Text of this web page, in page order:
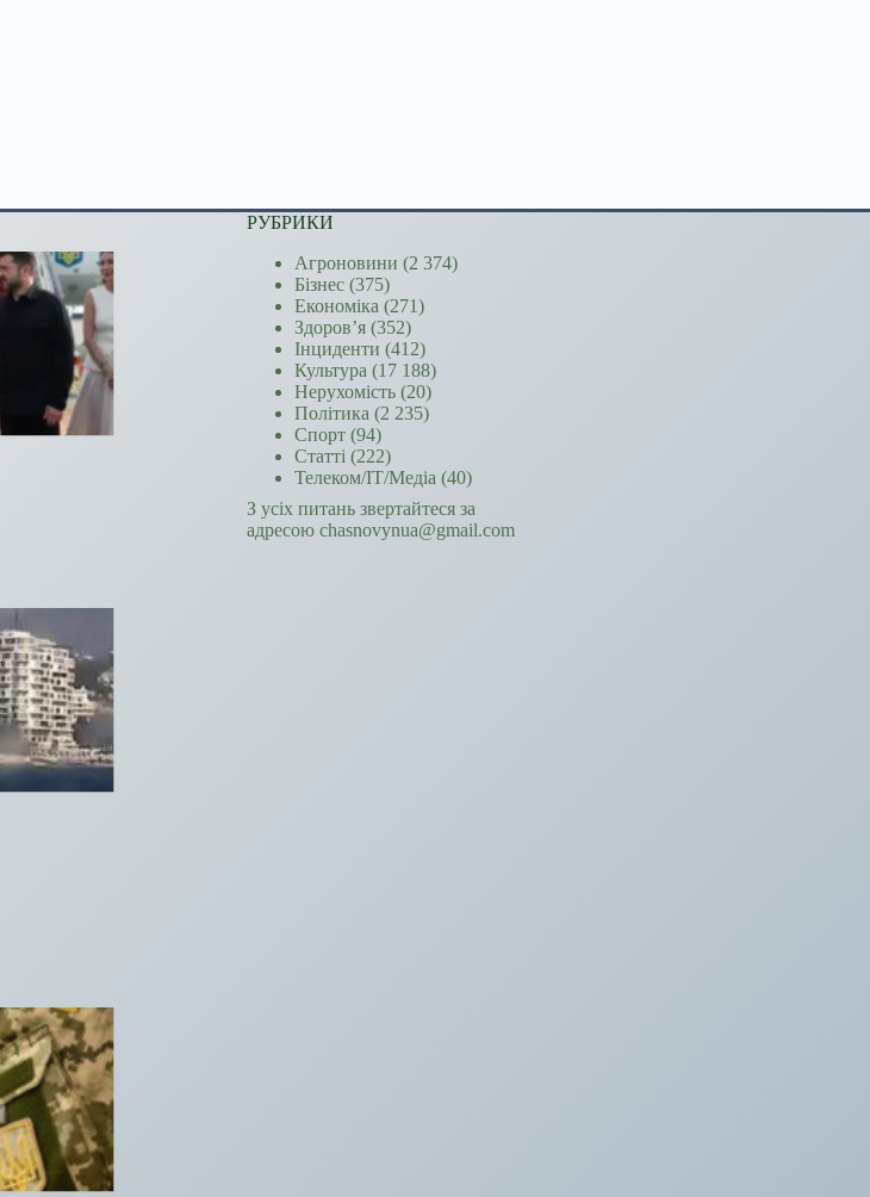
РУБРИКИ
Агроновини (2 374)
Бізнес (375)
Економіка (271)
Здоров’я (352)
Інциденти (412)
Культура (17 188)
Нерухомість (20)
Політика (2 235)
Спорт (94)
Статті (222)
Телеком/ІТ/Медіа (40)
З усіх питань звертайтеся за
адресою chasnovynua@gmail.com